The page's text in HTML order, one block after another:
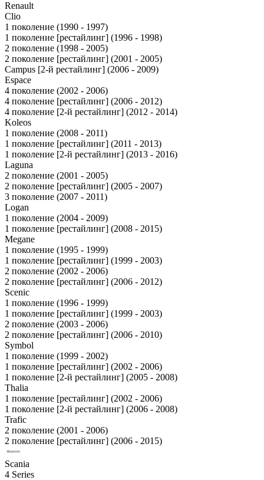
Renault
Clio
1 поколение (1990 - 1997)
1 поколение [рестайлинг] (1996 - 1998)
2 поколение (1998 - 2005)
2 поколение [рестайлинг] (2001 - 2005)
Campus [2-й рестайлинг] (2006 - 2009)
Espace
4 поколение (2002 - 2006)
4 поколение [рестайлинг] (2006 - 2012)
4 поколение [2-й рестайлинг] (2012 - 2014)
Koleos
1 поколение (2008 - 2011)
1 поколение [рестайлинг] (2011 - 2013)
1 поколение [2-й рестайлинг] (2013 - 2016)
Laguna
2 поколение (2001 - 2005)
2 поколение [рестайлинг] (2005 - 2007)
3 поколение (2007 - 2011)
Logan
1 поколение (2004 - 2009)
1 поколение [рестайлинг] (2008 - 2015)
Megane
1 поколение (1995 - 1999)
1 поколение [рестайлинг] (1999 - 2003)
2 поколение (2002 - 2006)
2 поколение [рестайлинг] (2006 - 2012)
Scenic
1 поколение (1996 - 1999)
1 поколение [рестайлинг] (1999 - 2003)
2 поколение (2003 - 2006)
2 поколение [рестайлинг] (2006 - 2010)
Symbol
1 поколение (1999 - 2002)
1 поколение [рестайлинг] (2002 - 2006)
1 поколение [2-й рестайлинг] (2005 - 2008)
Thalia
1 поколение [рестайлинг] (2002 - 2006)
1 поколение [2-й рестайлинг] (2006 - 2008)
Trafic
2 поколение (2001 - 2006)
2 поколение [рестайлинг] (2006 - 2015)
Scania
4 Series